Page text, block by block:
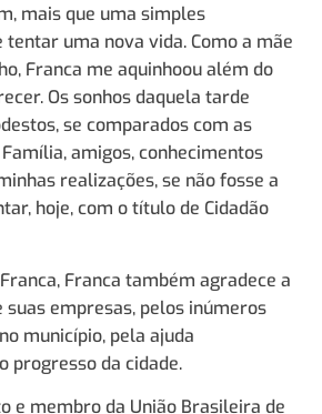
mais que uma simples
tentar uma nova vida. Como a mãe
Franca me aquinhoou além do
Os sonhos daquela tarde
se comparados com as
amigos, conhecimentos
realizações, se não fosse a
hoje, com o título de Cidadão
Franca também agradece a
suas empresas, pelos inúmeros
município, pela ajuda
progresso da cidade.
e membro da União Brasileira de